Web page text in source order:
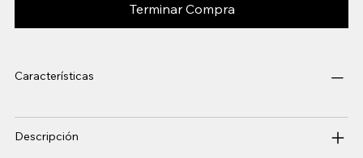
Terminar Compra
Características
Descripción